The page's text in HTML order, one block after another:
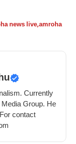
news live,amroha
Currently
Group. He
contact